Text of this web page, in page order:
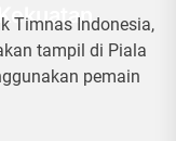
Tіmnаѕ Indоnеѕіа,
tаmріl di Pіаlа
pemain